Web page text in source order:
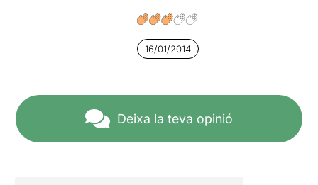
16/01/2014
Deixa la teva opinió